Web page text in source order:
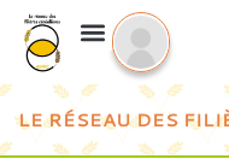
LE RÉSEAU DES